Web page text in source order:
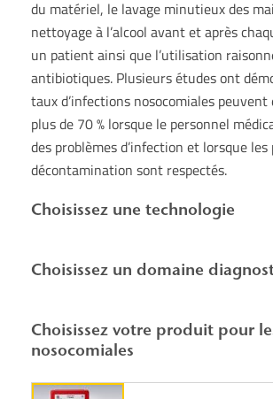
du matériel, le lavage minutieux des
nettoyage à l’alcool avant et après
un patient ainsi que l’utilisation
antibiotiques. Plusieurs études ont
taux d’infections nosocomiales
plus de 70 % lorsque le personnel
des problèmes d’infection et lorsque
décontamination sont respectés.
Choisissez une technologie
Choisissez un domaine
Choisissez votre produit pour
nosocomiales